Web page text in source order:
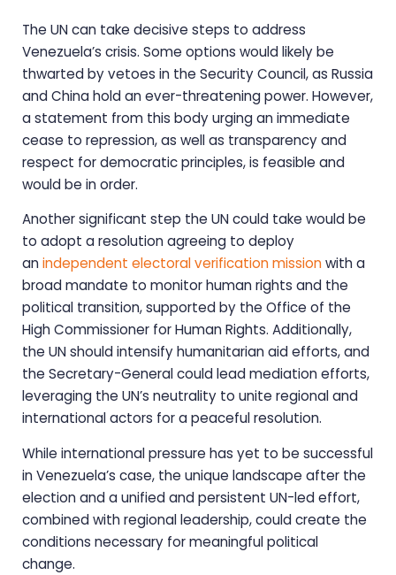
The UN can take decisive steps to address
Venezuela’s crisis. Some options would likely be
thwarted by vetoes in the Security Council, as Russia
and China hold an ever-threatening power. However,
a statement from this body urging an immediate
cease to repression, as well as transparency and
respect for democratic principles, is feasible and
would be in order.
Another significant step the UN could take would be
to adopt a resolution agreeing to deploy
anindependent electoral verification missionwith a
broad mandate to monitor human rights and the
political transition, supported by the Office of the
High Commissioner for Human Rights. Additionally,
the UN should intensify humanitarian aid efforts, and
the Secretary-General could lead mediation efforts,
leveraging the UN’s neutrality to unite regional and
international actors for a peaceful resolution.
While international pressure has yet to be successful
in Venezuela’s case, the unique landscape after the
election and a unified and persistent UN-led effort,
combined with regional leadership, could create the
conditions necessary for meaningful political
change.